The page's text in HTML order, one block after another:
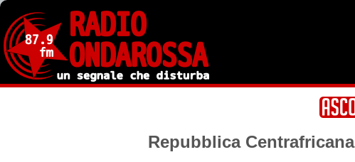
Salta
contenuto
principale
Repubblica Centrafricana